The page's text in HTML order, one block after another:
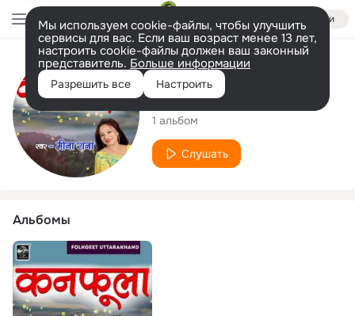
Войти
Мы используем cookie-файлы, чтобы улучшить
сервисы для вас. Если ваш возраст менее 13 лет,
настроить cookie-файлы должен ваш законный
представитель. Больше информации
Разрешить все Настроить
Исполнитель
Meena Rani
1 альбом
Слушать
Альбомы